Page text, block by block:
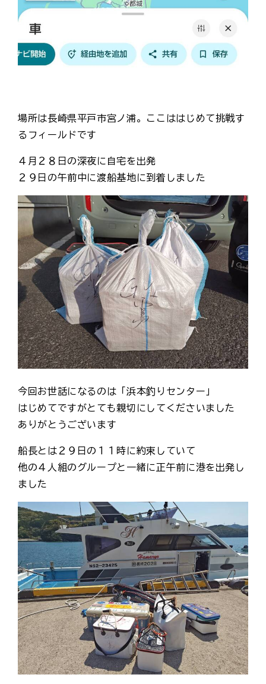
場所は長崎県平戸市宮ノ浦。ここははじめて挑戦す
るフィールドです
４月２８日の深夜に自宅を出発
２９日の午前中に渡船基地に到着しました
今回お世話になるのは「浜本釣りセンター」
はじめてですがとても親切にしてくださいました
ありがとうございます
船長とは２９日の１１時に約束していて
他の４人組のグループと一緒に正午前に港を出発し
ました